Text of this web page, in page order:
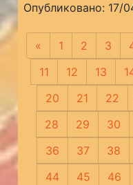
Опубликовано: 17/
« Предыдущая
1 2 3
11
12 13
20
21 22
28
29 30
36
37 38
44
45 46